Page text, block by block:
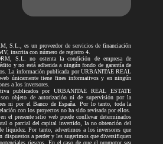
S.L., es un proveedor de servicios de financiación
inscrita con número de registro 4.
S.L. no ostenta la condición de empresa de
y no está adherida a ningún fondo de garantía de
La información publicada por URBANITAE REAL
únicamente tiene fines informativos y en ningún
a los inversores.
publicados por URBANITAE REAL ESTATE
objeto de autorización ni de supervisión por la
ni por el Banco de España. Por lo tanto, toda la
con los proyectos no ha sido revisada por ellos.
el presente sitio web puede conllevar determinados
o parcial del capital invertido, la no obtención del
liquidez. Por tanto, advertimos a los inversores que
dispuestos a perder y les sugerimos que diversifiquen
riesgos. En el caso de que el promotor sea